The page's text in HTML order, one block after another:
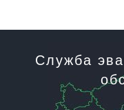
Служба